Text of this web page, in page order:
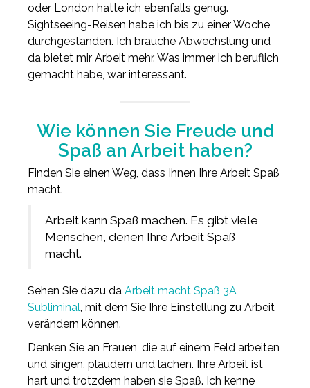
oder London hatte ich ebenfalls genug.
Sightseeing-Reisen habe ich bis zu einer Woche
durchgestanden. Ich brauche Abwechslung und
da bietet mir Arbeit mehr. Was immer ich beruflich
gemacht habe, war interessant.
Wie können Sie Freude und
Spaß an Arbeit haben?
Finden Sie einen Weg, dass Ihnen Ihre Arbeit Spaß
macht.
Arbeit kann Spaß machen. Es gibt viele
Menschen, denen Ihre Arbeit Spaß
macht.
Sehen Sie dazu da Arbeit macht Spaß 3A
Subliminal, mit dem Sie Ihre Einstellung zu Arbeit
verändern können.
Denken Sie an Frauen, die auf einem Feld arbeiten
und singen, plaudern und lachen. Ihre Arbeit ist
hart und trotzdem haben sie Spaß. Ich kenne